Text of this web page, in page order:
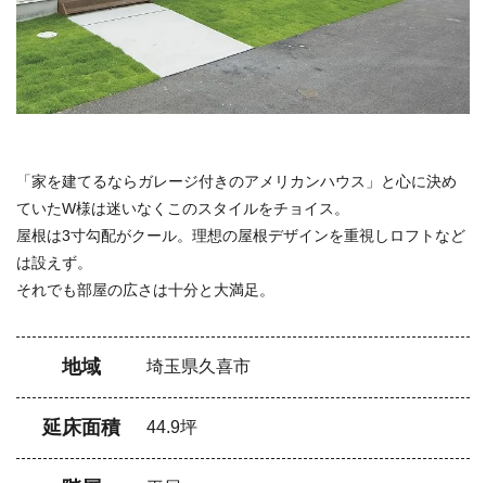
「家を建てるならガレージ付きのアメリカンハウス」と心に決め
ていたW様は迷いなくこのスタイルをチョイス。
屋根は3寸勾配がクール。理想の屋根デザインを重視しロフトなど
は設えず。
それでも部屋の広さは十分と大満足。
地域 埼玉県久喜市
延床面積 44.9坪